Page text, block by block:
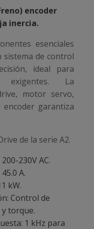
encoder
inercia.
esenciales
de control
ideal para
exigentes. La
motor servo,
encoder garantiza
de la serie A2.
230V AC.
A.
kW.
Control de
torque.
1 kHz para